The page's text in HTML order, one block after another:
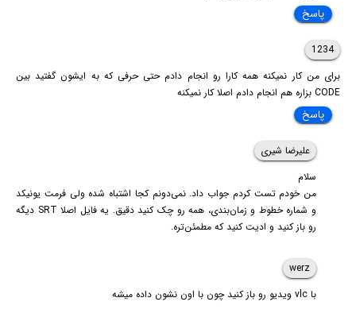
پاسخ
1234
برای من کار نمیکنه همه کارا رو انجام دادم حتی حرفی که به ایشون گفتید بین
CODE بزاره هم انجام دادم اصلا کار نمیکنه
پاسخ
علیرضا شیری
سلام
من خودم تست کردم جواب داد. نمی‌دونم کجا اشتباه شده ولی فرمت یونیکد
و شماره خطوط و زمان‌بندی، همه رو چک کنید دقیق. یه فایل اصلا SRT دیگه
رو باز کنید و ادیت کنید که مطمئن‌تره.
werz
با vlc ویدیو رو باز کنید چون با اون نشون داده میشه